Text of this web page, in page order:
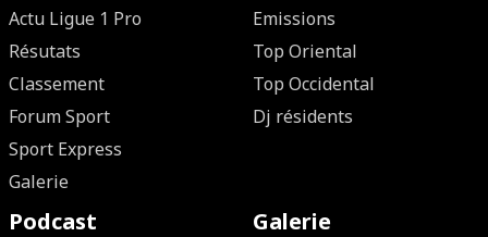
Actu Ligue 1 Pro
Résutats
Classement
Forum Sport
Sport Express
Galerie
Emissions
Top Oriental
Top Occidental
Dj résidents
Podcast Galerie